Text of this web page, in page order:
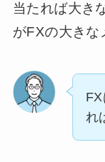
当たれば大き
がFXの大きな
れ